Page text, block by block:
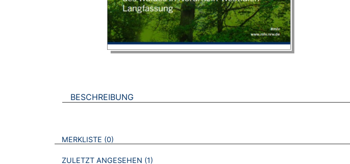
BESCHREIBUNG
VERWEISE AUF VERMERKTE- ODER ZULETZT ANGESEHENE BROSCHÜREN
MERKLISTE 0
ZULETZT ANGESEHEN 1